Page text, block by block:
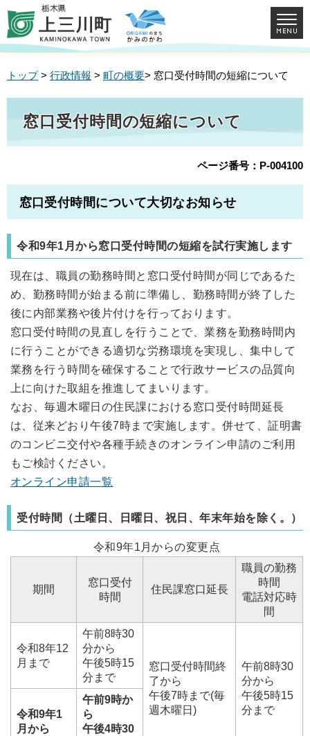
トップ> 行政情報 > 町の概要> 窓口受付時間の短縮について
窓口受付時間の短縮について
ページ番号：P-004100
窓口受付時間について大切なお知らせ
令和9年1月から窓口受付時間の短縮を試行実施します
現在は、職員の勤務時間と窓口受付時間が同じであるた
め、勤務時間が始まる前に準備し、勤務時間が終了した
後に内部業務や後片付けを行っております。
窓口受付時間の見直しを行うことで、業務を勤務時間内
に行うことができる適切な労務環境を実現し、集中して
業務を行う時間を確保することで行政サービスの品質向
上に向けた取組を推進してまいります。
なお、毎週木曜日の住民課における窓口受付時間延長
は、従来どおり午後7時まで実施します。併せて、証明書
のコンビニ交付や各種手続きのオンライン申請のご利用
もご検討ください。
オンライン申請一覧
受付時間（土曜日、日曜日、祝日、年末年始を除く。）
令和9年1月からの変更点
期間
窓口受付
時間
住民課窓口延長
職員の勤務
時間
電話対応時
間
令和8年12
月まで
午前8時30
分から
午後5時15
分まで
窓口受付時間終
了から
午後7時まで(毎
週木曜日)
午前8時30
分から
午後5時15
分まで
令和9年1
月から
午前9時か
ら
午後4時30